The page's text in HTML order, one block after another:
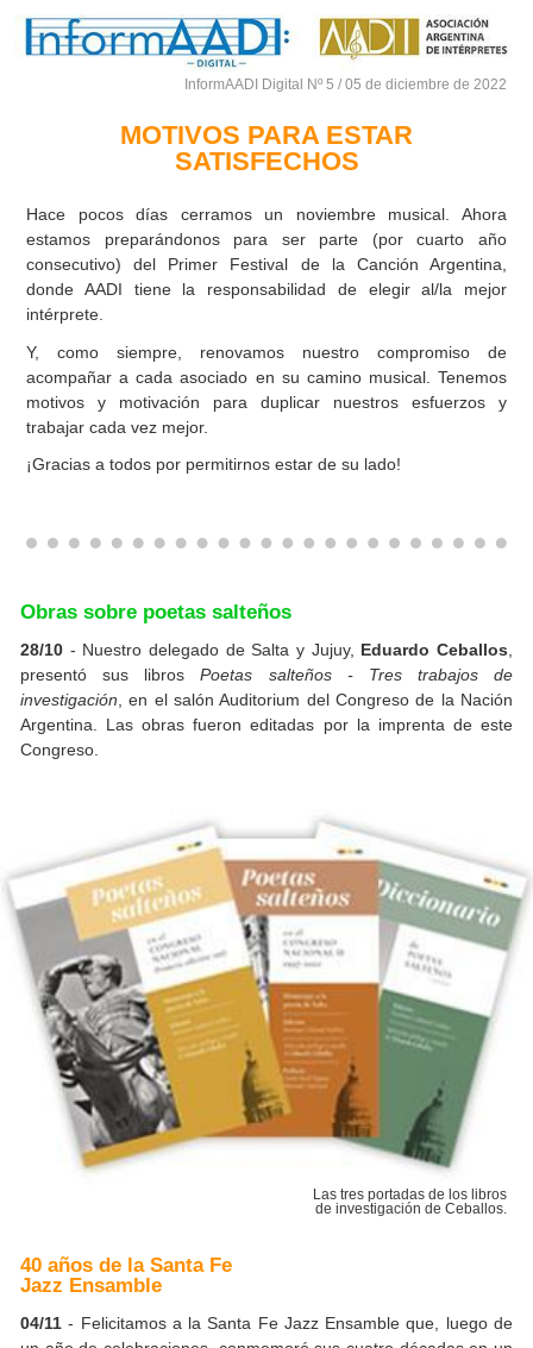
InformAADI Digital Nº 5 / 05 de diciembre de 2022
MOTIVOS PARA ESTAR
SATISFECHOS
Hace pocos días cerramos un noviembre musical. Ahora
estamos preparándonos para ser parte (por cuarto año
consecutivo) del Primer Festival de la Canción Argentina,
donde AADI tiene la responsabilidad de elegir al/la mejor
intérprete.
Y, como siempre, renovamos nuestro compromiso de
acompañar a cada asociado en su camino musical. Tenemos
motivos y motivación para duplicar nuestros esfuerzos y
trabajar cada vez mejor.
¡Gracias a todos por permitirnos estar de su lado!
Obras sobre poetas salteños
28/10 - Nuestro delegado de Salta y Jujuy, Eduardo Ceballos
presentó sus librosPoetas salteños - Tres trabajos de
investigación , en el salón Auditorium del Congreso de la Nación
Argentina. Las obras fueron editadas por la imprenta de este
Congreso.
Las tres portadas de los libros
de investigación de Ceballos.
40 años de la Santa Fe
Jazz Ensamble
04/11 - Felicitamos a la Santa Fe Jazz Ensamble que, luego de